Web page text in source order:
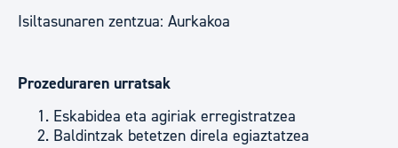
Isiltasunaren zentzua: Aurkakoa
Prozeduraren urratsak
Eskabidea eta agiriak erregistratzea
Baldintzak betetzen direla egiaztatzea